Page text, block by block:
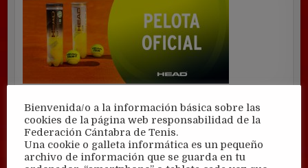
Bienvenida/o a la información básica sobre las
cookies de la página web responsabilidad de la
Federación Cántabra de Tenis.
Una cookie o galleta informática es un pequeño
archivo de información que se guarda en tu